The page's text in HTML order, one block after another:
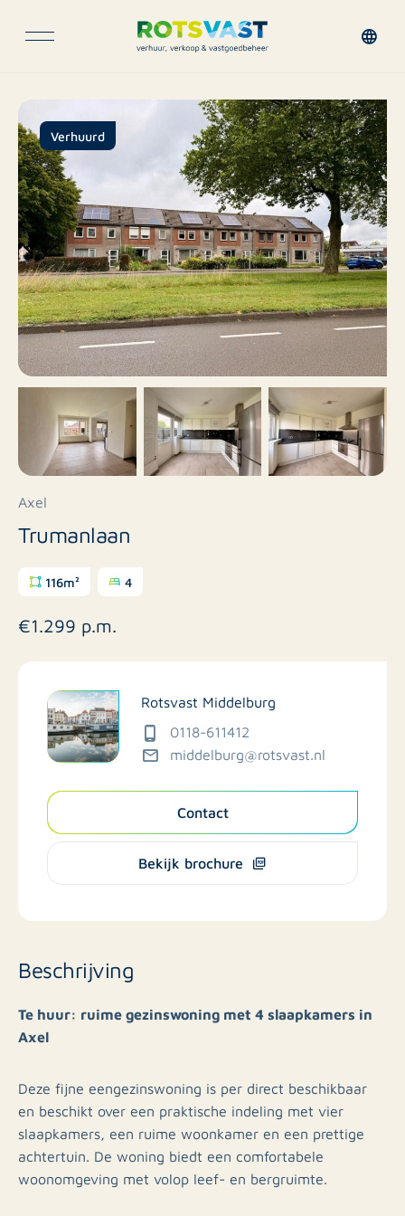
Verhuurd
Axel
Trumanlaan
116m² 4
€1.299 p.m.
Rotsvast Middelburg
0118-611412
middelburg@rotsvast.nl
Contact
Bekijk brochure
Beschrijving
Te huur: ruime gezinswoning met 4 slaapkamers in
Axel
Deze fijne eengezinswoning is per direct beschikbaar
en beschikt over een praktische indeling met vier
slaapkamers, een ruime woonkamer en een prettige
achtertuin. De woning biedt een comfortabele
woonomgeving met volop leef- en bergruimte.